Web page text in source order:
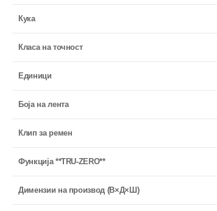
Кука
Класа на точност
Единици
Боја на лента
Клип за ремен
Функција **TRU-ZERO**
Димензии на производ (В×Д×Ш)